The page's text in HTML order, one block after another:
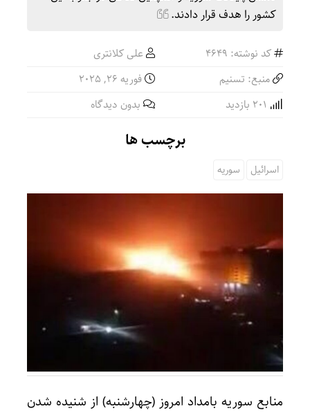
کشور را هدف قرار دادند.
کد نوشته: 4649
علی کلانتری
منبع: تسنیم
فوریه 26, 2025
بدون دیدگاه
برچسب ها
اسرائیل سوریه
منابع سوریه بامداد امروز (چهارشنبه) از شنیده شدن